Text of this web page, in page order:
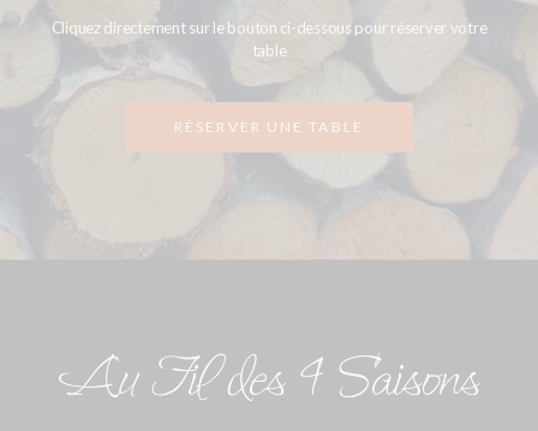
Cliquez directement sur le bouton ci-dessous pour réserver votre
table
RÉSERVER UNE TABLE